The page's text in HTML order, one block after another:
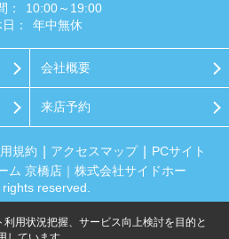
：
10:00～19:00
：
年中無休
会社概要
来店予約
規約 アクセスマップ
PCサイト
ム 京橋店｜株式会社サイドホー
rights reserved.
用状況把握、サービス向上検討を目的と